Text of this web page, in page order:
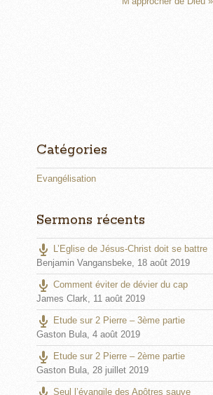
Catégories
Evangélisation
Sermons récents
L’Eglise de Jésus-Christ doit se battre
Benjamin Vangansbeke, 18 août 2019
Comment éviter de dévier du cap
James Clark, 11 août 2019
Etude sur 2 Pierre – 3ème partie
Gaston Bula, 4 août 2019
Etude sur 2 Pierre – 2ème partie
Gaston Bula, 28 juillet 2019
Seul l’évangile des Apôtres sauve